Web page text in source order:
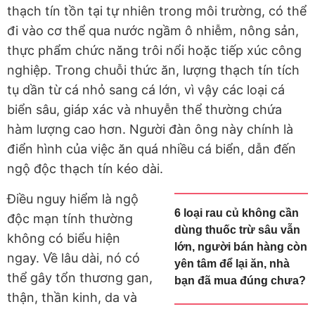
thạch tín tồn tại tự nhiên trong môi trường, có thể
đi vào cơ thể qua nước ngầm ô nhiễm, nông sản,
thực phẩm chức năng trôi nổi hoặc tiếp xúc công
nghiệp. Trong chuỗi thức ăn, lượng thạch tín tích
tụ dần từ cá nhỏ sang cá lớn, vì vậy các loại cá
biển sâu, giáp xác và nhuyễn thể thường chứa
hàm lượng cao hơn. Người đàn ông này chính là
điển hình của việc ăn quá nhiều cá biển, dẫn đến
ngộ độc thạch tín kéo dài.
6 loại rau củ không cần
dùng thuốc trừ sâu vẫn
lớn, người bán hàng còn
yên tâm để lại ăn, nhà
bạn đã mua đúng chưa?
Điều nguy hiểm là ngộ
độc mạn tính thường
không có biểu hiện
ngay. Về lâu dài, nó có
thể gây tổn thương gan,
thận, thần kinh, da và